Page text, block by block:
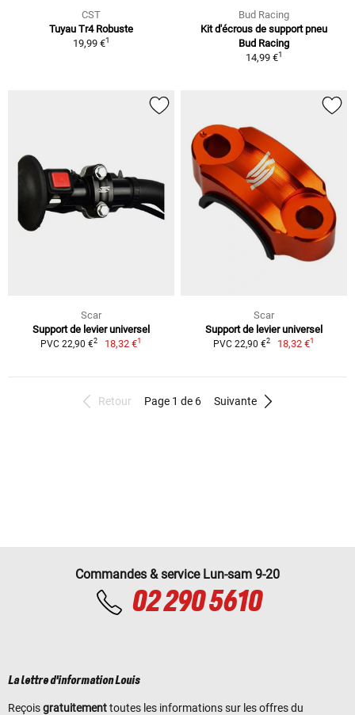
CST
Tuyau Tr4 Robuste
19,99 €1
Bud Racing
Kit d'écrous de support pneu
Bud Racing
14,99 €1
Scar
Support de levier universel
PVC 22,90 €2 18,32 €1
Scar
Support de levier universel
PVC 22,90 €2 18,32 €1
Retour Page 1 de 6 Suivante
Commandes & service Lun-sam 9-20
02 290 5610
La lettre d'information Louis
Reçoisgratuitementtoutes les informations sur les offres du